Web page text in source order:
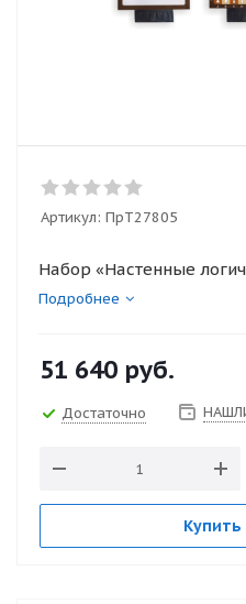
Артикул: ПрТ27805
Набор «Настенные
Подробнее
51 640 руб.
Достаточно
Купить